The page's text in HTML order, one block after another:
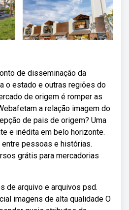
de disseminação da
o estado e outras regiões do
de origem é romper as
a relação imagem do
de pais de origem? Uma
e inédita em belo horizonte.
pessoas e histórias.
grátis para mercadorias
de arquivo e arquivos psd.
imagens de alta qualidade O